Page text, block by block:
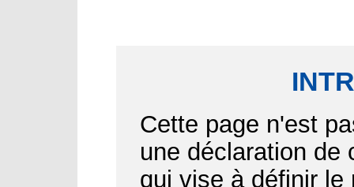
Cette page n'est
une déclaration de
qui vise à définir